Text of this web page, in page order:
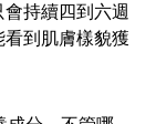
持續四到六週
到肌膚樣貌獲